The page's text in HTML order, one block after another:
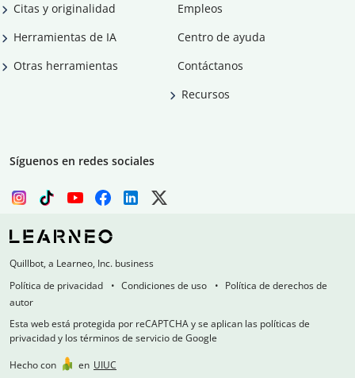
Citas y originalidad
Herramientas de IA
Otras herramientas
Empleos
Centro de ayuda
Contáctanos
Recursos
Síguenos en redes sociales
Quillbot, a Learneo, Inc. business
Política de privacidad
Condiciones de uso
Política de derechos de
autor
Esta web está protegida por reCAPTCHA y se aplican las políticas de
privacidad y los términos de servicio de Google
Hecho con
en UIUC